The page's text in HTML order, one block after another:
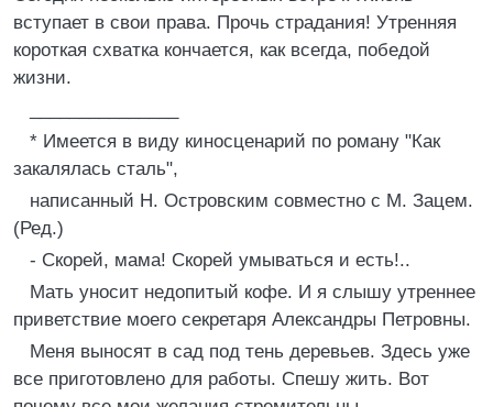
вступает в свои права. Прочь страдания! Утренняя
короткая схватка кончается, как всегда, победой
жизни.
* Имеется в виду киносценарий по роману "Как
закалялась сталь",
написанный Н. Островским совместно с М. Зацем.
(Ред.)
- Скорей, мама! Скорей умываться и есть!..
Мать уносит недопитый кофе. И я слышу утреннее
приветствие моего секретаря Александры Петровны.
Меня выносят в сад под тень деревьев. Здесь уже
все приготовлено для работы. Спешу жить. Вот